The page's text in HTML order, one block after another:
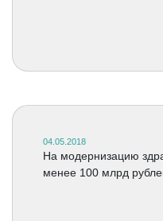
04.05.2018
На модернизацию
менее 100 млрд